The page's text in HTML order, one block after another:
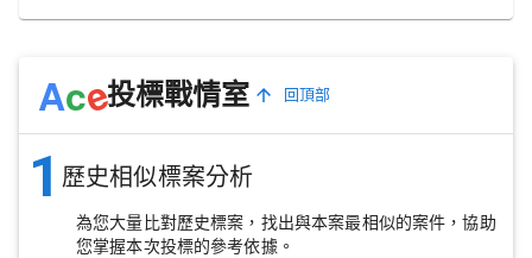
Ace投標戰情室 回頂部
1 歷史相似標案分析
為您大量比對歷史標案，找出與本案最相似的案件，協助
您掌握本次投標的參考依據。